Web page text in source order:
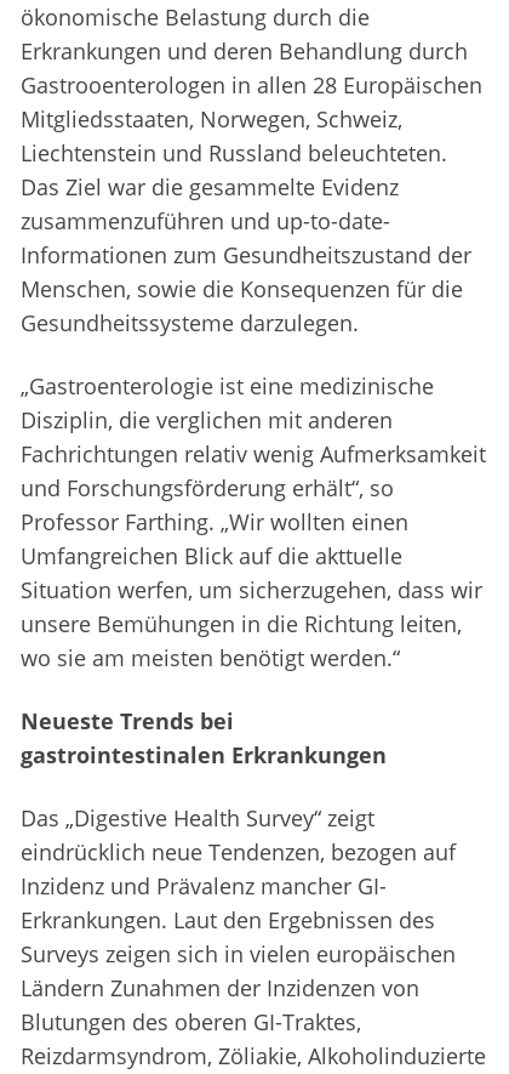
ökonomische Belastung durch die
Erkrankungen und deren Behandlung durch
Gastrooenterologen in allen 28 Europäischen
Mitgliedsstaaten, Norwegen, Schweiz,
Liechtenstein und Russland beleuchteten.
Das Ziel war die gesammelte Evidenz
zusammenzuführen und up-to-date-
Informationen zum Gesundheitszustand der
Menschen, sowie die Konsequenzen für die
Gesundheitssysteme darzulegen.
„Gastroenterologie ist eine medizinische
Disziplin, die verglichen mit anderen
Fachrichtungen relativ wenig Aufmerksamkeit
und Forschungsförderung erhält“, so
Professor Farthing. „Wir wollten einen
Umfangreichen Blick auf die akttuelle
Situation werfen, um sicherzugehen, dass wir
unsere Bemühungen in die Richtung leiten,
wo sie am meisten benötigt werden.“
Neueste Trends bei
gastrointestinalen Erkrankungen
Das „Digestive Health Survey“ zeigt
eindrücklich neue Tendenzen, bezogen auf
Inzidenz und Prävalenz mancher GI-
Erkrankungen. Laut den Ergebnissen des
Surveys zeigen sich in vielen europäischen
Ländern Zunahmen der Inzidenzen von
Blutungen des oberen GI-Traktes,
Reizdarmsyndrom, Zöliakie, Alkoholinduzierte